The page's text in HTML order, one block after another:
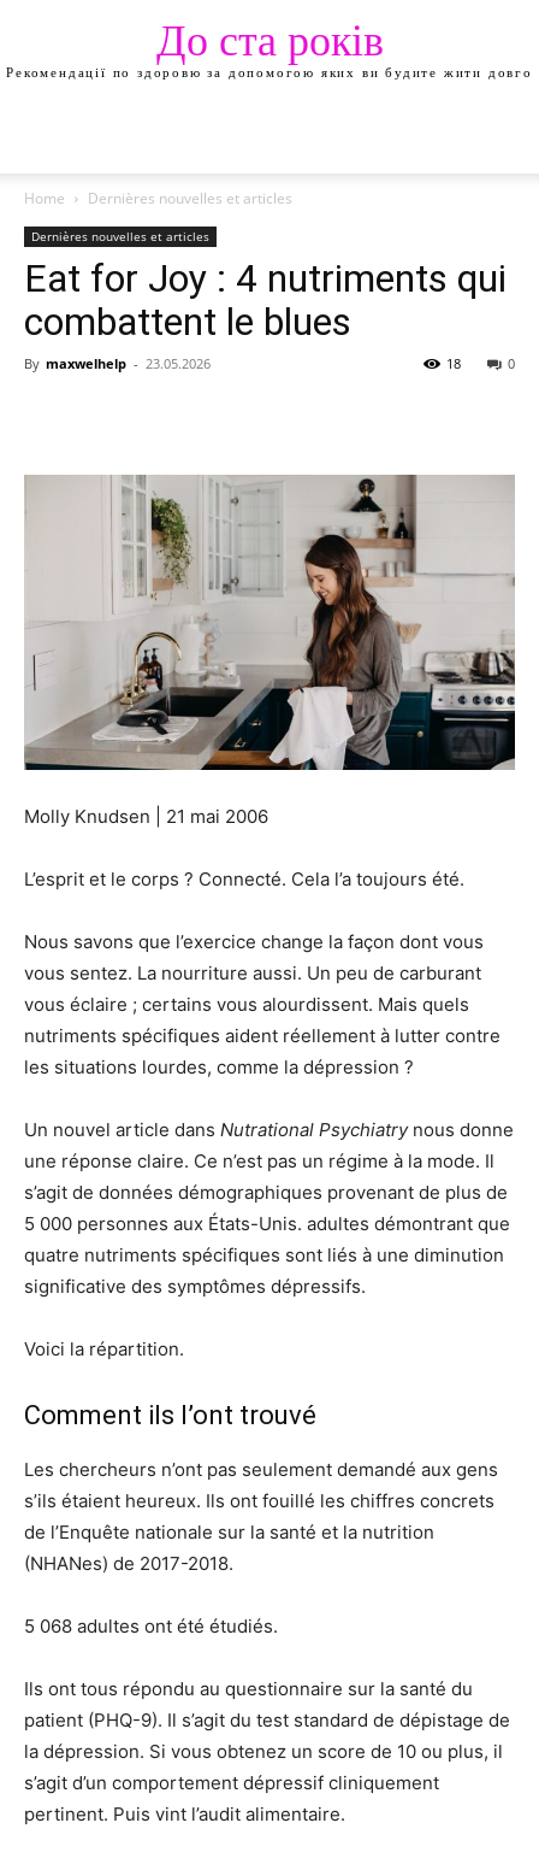
До ста років
Рекомендації по здоровю за допомогою яких ви будите жити довго
Home Dernières nouvelles et articles
Dernières nouvelles et articles
Eat for Joy : 4 nutriments qui
combattent le blues
By maxwelhelp - 23.05.2026 0
18
Molly Knudsen | 21 mai 2006
L’esprit et le corps ? Connecté. Cela l’a toujours été.
Nous savons que l’exercice change la façon dont vous
vous sentez. La nourriture aussi. Un peu de carburant
vous éclaire ; certains vous alourdissent. Mais quels
nutriments spécifiques aident réellement à lutter contre
les situations lourdes, comme la dépression ?
Un nouvel article dans Nutrational Psychiatrynous donne
une réponse claire. Ce n’est pas un régime à la mode. Il
s’agit de données démographiques provenant de plus de
5 000 personnes aux États-Unis. adultes démontrant que
quatre nutriments spécifiques sont liés à une diminution
significative des symptômes dépressifs.
Voici la répartition.
Comment ils l’ont trouvé
Les chercheurs n’ont pas seulement demandé aux gens
s’ils étaient heureux. Ils ont fouillé les chiffres concrets
de l’Enquête nationale sur la santé et la nutrition
(NHANes) de 2017-2018.
5 068 adultes ont été étudiés.
Ils ont tous répondu au questionnaire sur la santé du
patient (PHQ-9). Il s’agit du test standard de dépistage de
la dépression. Si vous obtenez un score de 10 ou plus, il
s’agit d’un comportement dépressif cliniquement
pertinent. Puis vint l’audit alimentaire.